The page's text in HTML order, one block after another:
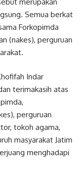
Semua berkat
Forkopimda
(nakes), perguruan
Indar
terimakasih atas
perguruan
tokoh agama,
masyarakat Jatim
menghadapi